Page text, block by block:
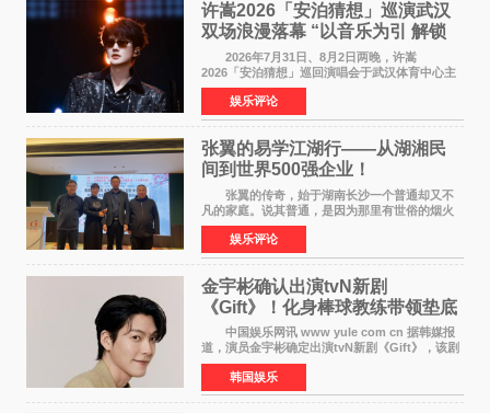
许嵩2026「安泊猜想」巡演武汉
双场浪漫落幕 “以音乐为引 解锁
江城记忆”
2026年7月31日、8月2日两晚，许嵩
2026「安泊猜想」巡回演唱会于武汉体育中心主
体育场盛大开唱。许嵩与数万歌迷在此相聚，从
浪漫惬意的舞台设计到充满诚意与惊喜的现场互
动，共同开启了一场关于
娱乐评论
张翼的易学江湖行——从湖湘民
间到世界500强企业！
张翼的传奇，始于湖南长沙一个普通却又不
凡的家庭。说其普通，是因为那里有世俗的烟火
气；说其不凡，是因为家中有一位洞悉天地玄机
的长者——他的爷爷。作为当地的风水师，爷爷
是张翼走进易学
娱乐评论
金宇彬确认出演tvN新剧
《Gift》！化身棒球教练带领垫底
球队逆袭
中国娱乐网讯 www yule com cn 据韩媒报
道，演员金宇彬确定出演tvN新剧《Gift》，该剧
预计将于下半年播出，引发观众高度期待。
本剧改编自同名网络漫画，讲述一位经历意外事
故后获得特殊
韩国娱乐